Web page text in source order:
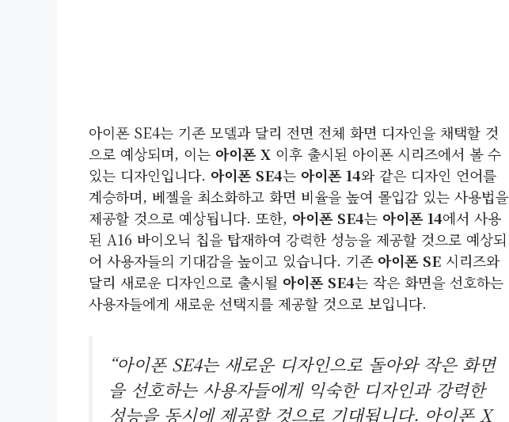
아이폰 SE4는 기존 모델과 달리 전면 전체 화면 디자인을 채택할 것
으로 예상되며, 이는 아이폰 X 이후 출시된 아이폰 시리즈에서 볼 수
있는 디자인입니다. 아이폰 SE4는 아이폰 14와 같은 디자인 언어를
계승하며, 베젤을 최소화하고 화면 비율을 높여 몰입감 있는 사용법을
제공할 것으로 예상됩니다. 또한, 아이폰 SE4는 아이폰 14에서 사용
된 A16 바이오닉 칩을 탑재하여 강력한 성능을 제공할 것으로 예상되
어 사용자들의 기대감을 높이고 있습니다. 기존 아이폰 SE 시리즈와
달리 새로운 디자인으로 출시될 아이폰 SE4는 작은 화면을 선호하는
사용자들에게 새로운 선택지를 제공할 것으로 보입니다.
“아이폰 SE4는 새로운 디자인으로 돌아와 작은 화면
을 선호하는 사용자들에게 익숙한 디자인과 강력한
성능을 동시에 제공할 것으로 기대됩니다. 아이폰 X